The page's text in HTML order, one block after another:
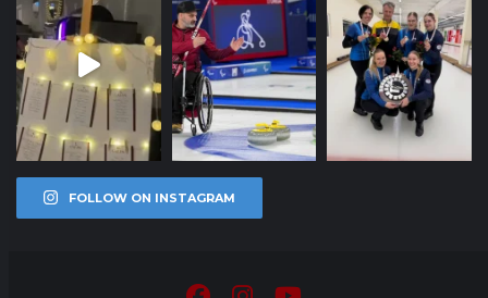
FOLLOW ON INSTAGRAM